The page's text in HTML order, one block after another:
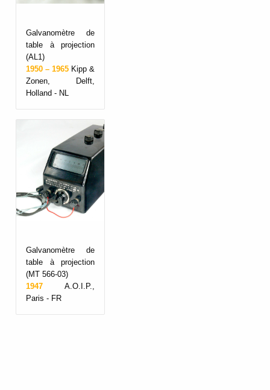
Galvanomètre de
table à projection
(AL1)
1950 – 1965 Kipp &
Zonen, Delft,
Holland - NL
Galvanomètre de
table à projection
(MT 566-03)
1947 A.O.I.P.,
Paris - FR